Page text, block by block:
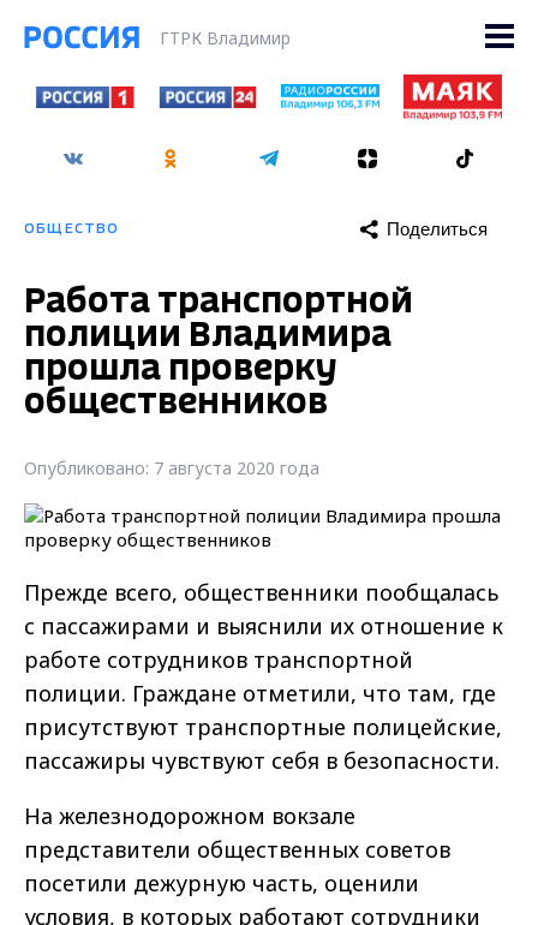
ГТРК Владимир
ОБЩЕСТВО Поделиться
Работа транспортной
полиции Владимира
прошла проверку
общественников
Опубликовано: 7 августа 2020 года
Прежде всего, общественники пообщалась
с пассажирами и выяснили их отношение к
работе сотрудников транспортной
полиции. Граждане отметили, что там, где
присутствуют транспортные полицейские,
пассажиры чувствуют себя в безопасности.
На железнодорожном вокзале
представители общественных советов
посетили дежурную часть, оценили
условия, в которых работают сотрудники